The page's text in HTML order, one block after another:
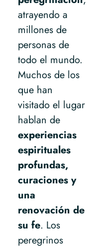
atrayendo a
millones de
personas de
todo el mundo.
Muchos de los
que han
visitado el lugar
hablan de
experiencias
espirituales
profundas,
curaciones y
una
renovación de
su fe. Los
peregrinos